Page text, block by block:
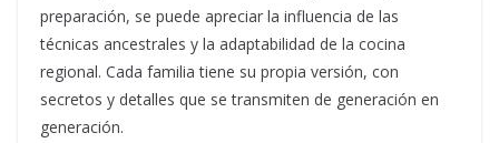
preparación, se puede apreciar la influencia de las
técnicas ancestrales y la adaptabilidad de la cocina
regional. Cada familia tiene su propia versión, con
secretos y detalles que se transmiten de generación en
generación.